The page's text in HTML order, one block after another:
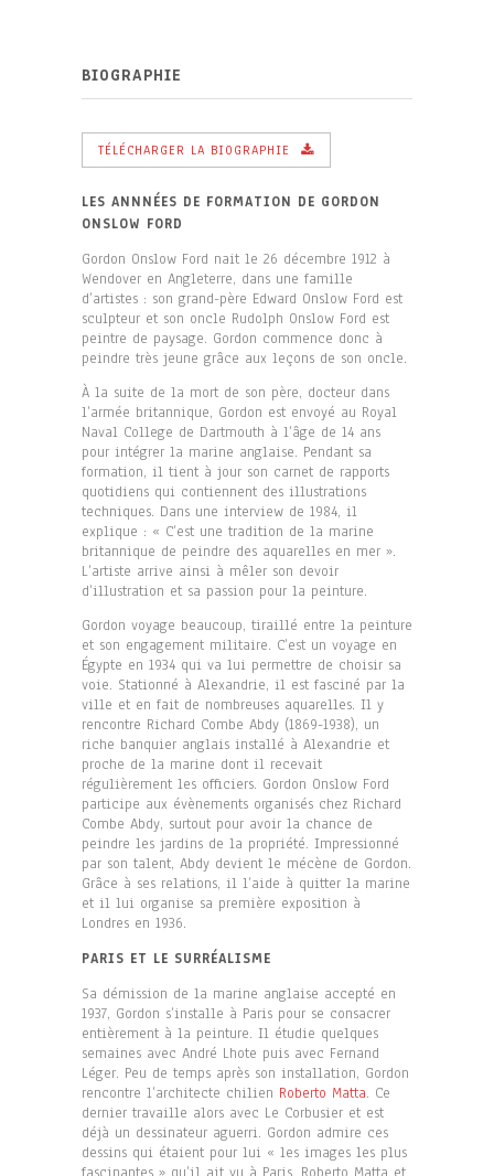
BIOGRAPHIE
TÉLÉCHARGER LA BIOGRAPHIE
LES ANNNÉES DE FORMATION DE GORDON
ONSLOW FORD
Gordon Onslow Ford nait le 26 décembre 1912 à
Wendover en Angleterre, dans une famille
d’artistes : son grand-père Edward Onslow Ford est
sculpteur et son oncle Rudolph Onslow Ford est
peintre de paysage. Gordon commence donc à
peindre très jeune grâce aux leçons de son oncle.
À la suite de la mort de son père, docteur dans
l’armée britannique, Gordon est envoyé au Royal
Naval College de Dartmouth à l’âge de 14 ans
pour intégrer la marine anglaise. Pendant sa
formation, il tient à jour son carnet de rapports
quotidiens qui contiennent des illustrations
techniques. Dans une interview de 1984, il
explique : « C’est une tradition de la marine
britannique de peindre des aquarelles en mer ».
L’artiste arrive ainsi à mêler son devoir
d’illustration et sa passion pour la peinture.
Gordon voyage beaucoup, tiraillé entre la peinture
et son engagement militaire. C’est un voyage en
Égypte en 1934 qui va lui permettre de choisir sa
voie. Stationné à Alexandrie, il est fasciné par la
ville et en fait de nombreuses aquarelles. Il y
rencontre Richard Combe Abdy (1869-1938), un
riche banquier anglais installé à Alexandrie et
proche de la marine dont il recevait
régulièrement les officiers. Gordon Onslow Ford
participe aux évènements organisés chez Richard
Combe Abdy, surtout pour avoir la chance de
peindre les jardins de la propriété. Impressionné
par son talent, Abdy devient le mécène de Gordon.
Grâce à ses relations, il l’aide à quitter la marine
et il lui organise sa première exposition à
Londres en 1936.
PARIS ET LE SURRÉALISME
Sa démission de la marine anglaise accepté en
1937, Gordon s’installe à Paris pour se consacrer
entièrement à la peinture. Il étudie quelques
semaines avec André Lhote puis avec Fernand
Léger. Peu de temps après son installation, Gordon
rencontre l’architecte chilien Roberto Matta. Ce
dernier travaille alors avec Le Corbusier et est
déjà un dessinateur aguerri. Gordon admire ces
dessins qui étaient pour lui « les images les plus